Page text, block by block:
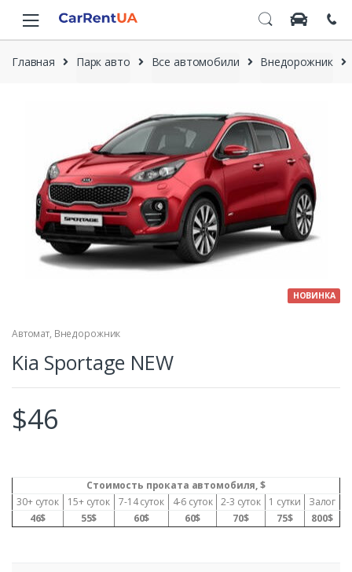
Skip to navigation
Skip to content
Главная Парк авто Все автомобили Внедорожник
НОВИНКА
Автомат, Внедорожник
Kia Sportage NEW
$46
Стоимость проката автомобиля, $
30+ суток
15+ суток 7-14 суток 4-6 суток 2-3 суток 1 сутки
Залог
46$
55$ 60$ 60$ 70$ 75$ 800$